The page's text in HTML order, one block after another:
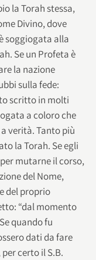
la Torah stessa,
Divino, dove
soggiogata alla
Se un Profeta è
la nazione
sulla fede:
scritto in molti
a coloro che
verità. Tanto più
la Torah. Se egli
mutarne il corso,
del Nome,
del proprio
“dal momento
quando fu
dati da fare
certo il S.B.